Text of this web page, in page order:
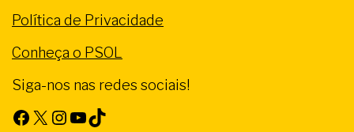
Política de Privacidade
Conheça o PSOL
Siga-nos nas redes sociais!
Facebook X Instagram Youtube TikTok